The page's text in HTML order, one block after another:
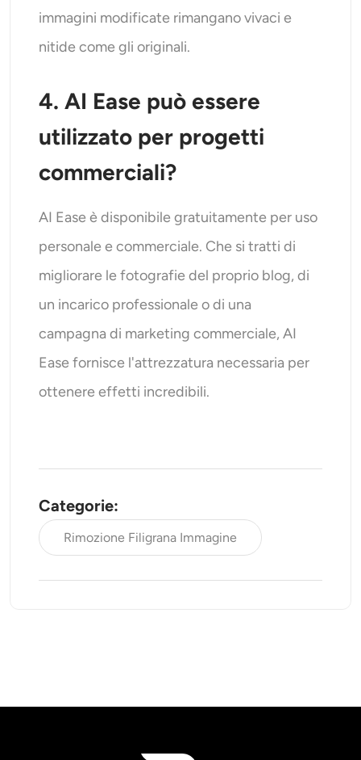
immagini modificate rimangano vivaci e
nitide come gli originali.
4. AI Ease può essere
utilizzato per progetti
commerciali?
AI Ease è disponibile gratuitamente per uso
personale e commerciale. Che si tratti di
migliorare le fotografie del proprio blog, di
un incarico professionale o di una
campagna di marketing commerciale, AI
Ease fornisce l'attrezzatura necessaria per
ottenere effetti incredibili.
Categorie:
Rimozione Filigrana Immagine